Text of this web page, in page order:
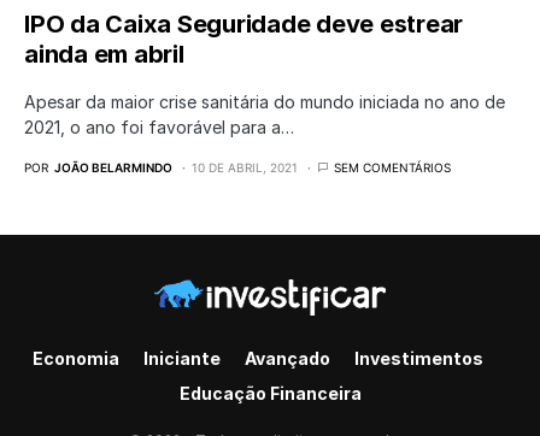
IPO da Caixa Seguridade deve estrear
ainda em abril
Apesar da maior crise sanitária do mundo iniciada no ano de
2021, o ano foi favorável para a…
POR JOÃO BELARMINDO 10 DE ABRIL, 2021 SEM COMENTÁRIOS
Economia Iniciante Avançado
Investimentos
Educação Financeira